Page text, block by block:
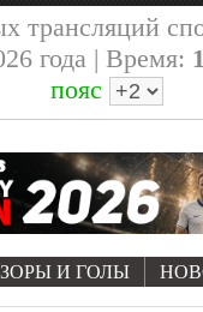
трансляций
года | Время:
пояс
И ГОЛЫ